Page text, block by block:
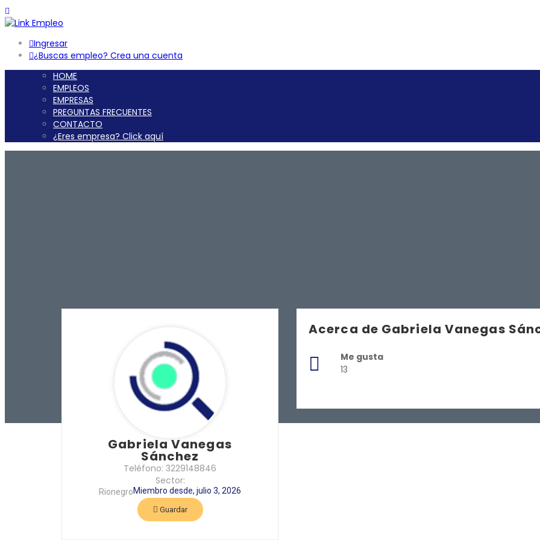
Ingresar
¿Buscas empleo? Crea una cuenta
HOME
EMPLEOS
EMPRESAS
PREGUNTAS FRECUENTES
CONTACTO
¿Eres empresa? Click aquí
Gabriela Vanegas
Sánchez
Teléfono: 3229148846
Sector:
RionegroMiembro desde, julio 3, 2026
Guardar
Acerca de Gabriela Vanegas
Me gusta
13